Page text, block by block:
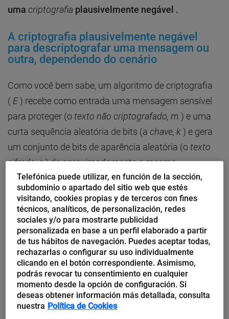
uma criptografia plausivelmente negável .
A criptografia plausivelmente negável
para descriptografar uma mensagem ou
outra, dependendo do cenário
Como você bem sabe, um algoritmo de criptografia
( E) recebe como entrada uma mensagem sensível
para proteger (o texto não criptografado, m ) e uma
curta sequência aleatória de bits (a chave, k) e gera
um conjunto de bits de aparência aleatória (o texto
cifrado, c) de aproximadamente o mesmo
comprimento que a mensagem:
c=Ek(m)
A mesma mensagemmcriptografada com a mesma
chavekproduz o mesmo texto criptografadoc
simplificar, neste artigo deixaremos de fora
criptografia de preenchimento aleatório que evita
precisamente esse determinismo. Reciprocamente, o
mesmo texto cifradocdescriptografado com a
Telefónica puede utilizar, en función de la sección,
subdominio o apartado del sitio web que estés
visitando, cookies propias y de terceros con fines
técnicos, analíticos, de personalización, redes
sociales y/o para mostrarte publicidad
personalizada en base a un perfil elaborado a partir
de tus hábitos de navegación. Puedes aceptar todas,
rechazarlas o configurar su uso individualmente
clicando en el botón correspondiente. Asimismo,
podrás revocar tu consentimiento en cualquier
momento desde la opción de configuración. Si
deseas obtener información más detallada, consulta
nuestra Política de Cookies